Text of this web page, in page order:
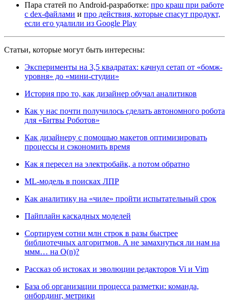
Пара статей по Android-разработке: про краш при работе
с dex-файлами и про действия, которые спасут продукт,
если его удалили из Google Play
Статьи, которые могут быть интересны:
Эксперименты на 3,5 квадратах: качнул сетап от «бомж-
уровня» до «мини-студии»
История про то, как дизайнер обучал аналитиков
Как у нас почти получилось сделать автономного робота
для «Битвы Роботов»
Как дизайнеру с помощью макетов оптимизировать
процессы и сэкономить время
Как я пересел на электробайк, а потом обратно
ML-модель в поисках ЛПР
Как аналитику на «чиле» пройти испытательный срок
Пайплайн каскадных моделей
Сортируем сотни млн строк в разы быстрее
библиотечных алгоритмов. А не замахнуться ли нам на
ммм… на O(n)?
Рассказ об истоках и эволюции редакторов Vi и Vim
База об организации процесса разметки: команда,
онбординг, метрики